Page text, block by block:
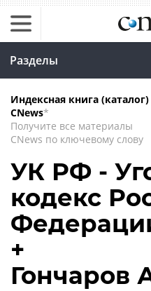
Разделы
Индексная книга (каталог)
CNews*
Получите все материалы
CNews по ключевому слову
УК РФ -
кодекс
+
Гончаров